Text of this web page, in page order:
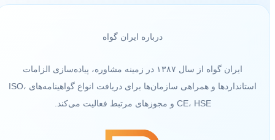
درباره ایران گواه
ایران گواه از سال ۱۳۸۷ در زمینه مشاوره، پیاده‌سازی الزامات
استانداردها و همراهی سازمان‌ها برای دریافت انواع گواهینامه‌های ISO،
CE، HSE و مجوزهای مرتبط فعالیت می‌کند.